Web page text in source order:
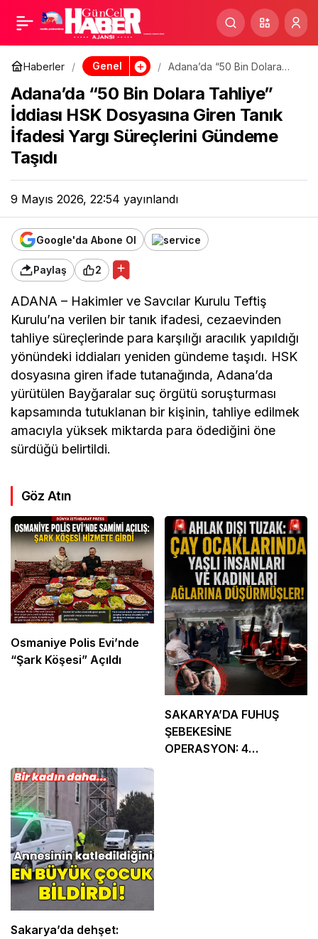
Haberler Genel
Adana’da “50 Bin Dolara
Dosyasına Giren Tanık
İfadesi Yargı Süreçlerini
Gündeme Taşıdı
Adana’da “50 Bin Dolara Tahliye”
İddiası HSK Dosyasına Giren Tanık
İfadesi Yargı Süreçlerini Gündeme
Taşıdı
9 Mayıs 2026, 22:54 yayınlandı
Google'da Abone Ol
Paylaş 2
ADANA – Hakimler ve Savcılar Kurulu Teftiş
Kurulu’na verilen bir tanık ifadesi, cezaevinden
tahliye süreçlerinde para karşılığı aracılık yapıldığı
yönündeki iddiaları yeniden gündeme taşıdı. HSK
dosyasına giren ifade tutanağında, Adana’da
yürütülen Bayğaralar suç örgütü soruşturması
kapsamında tutuklanan bir kişinin, tahliye edilmek
amacıyla yüksek miktarda para ödediğini öne
sürdüğü belirtildi.
Göz Atın
Osmaniye Polis Evi’nde
“Şark Köşesi” Açıldı
SAKARYA’DA FUHUŞ
ŞEBEKESİNE
OPERASYON: 4
Sakarya’da dehşet:
Osmaniye Belediyesi’nin
36 Milyonluk Basın
Bütçesi Tartışma Yarattı
Yerel Basın Soruyor: “Bu
Kriterlerle Aktarıldı?”
Paylaş